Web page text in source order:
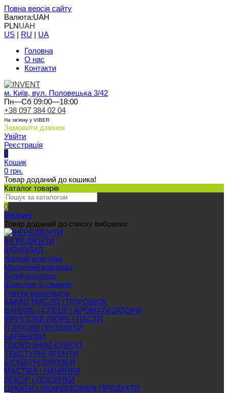
Повна версія сайту
Валюта:UAH
PLNUAH
US | RU | UA
Головна
О нас
Контакти
м. Київ, вул. Половецька 3/42
Пн—Сб 09:00—18:00
+38 097 384 02 04
На зв'язку у VIBER
Замовити дзвінок
Увійти
Реєстрація
0
Кошик
0 грн.
Товар доданий до кошика!
Каталог товарів
0
Вибрані
Товар доданий до списку вибраних
ІНГРЕДІЄНТИ
ШОКОЛАД
Чорний шоколад
Молочний шоколад
Білий шоколад
Шоколад зі смаком
Глазур шоколадна
КАКАО МАСЛО | ПОРОШОК
ВАНИЛЬ | СПЕЦІЇ | АРОМАТИЗАТОРИ
ФРУКТОВЕ ПЮРЕ | ПАСТИ
ГОРІХОВІ ПРОДУКТИ
БАРВНИКИ
ГЛЮКОЗНИЙ СИРОП
ТЕКСТУРНІ АГЕНТИ
БІСКВІТНІ ВИРОБИ
МАСТІКА | НАЧИНКИ
ДЕКОР | ПОСИПКИ
ЦУКАТИ | ЛІОФІЛІЗОВАНІ ПРОДУКТИ